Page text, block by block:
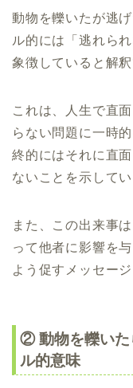
動物を轢いたが逃
ル的には「逃れら
象徴していると解釈
これは、人生で直
らない問題に一時
終的にはそれに直
ないことを示してい
また、この出来事
って他者に影響を
よう促すメッセー
② 動物を轢いた
ル的意味